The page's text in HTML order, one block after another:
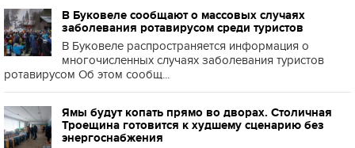
В Буковеле сообщают о массовых случаях
заболевания ротавирусом среди туристов
В Буковеле распространяется информация о
многочисленных случаях заболевания туристов
ротавирусом Об этом сообщ...
Ямы будут копать прямо во дворах. Столичная
Троещина готовится к худшему сценарию без
энергоснабжения